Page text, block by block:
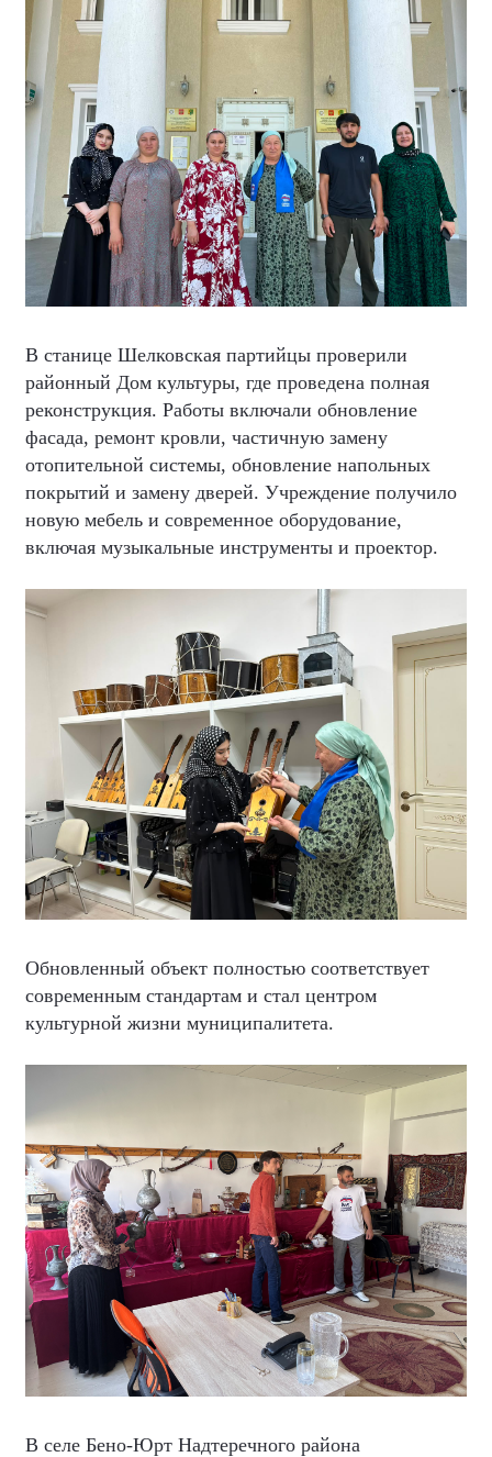
В станице Шелковская партийцы проверили
районный Дом культуры, где проведена полная
реконструкция. Работы включали обновление
фасада, ремонт кровли, частичную замену
отопительной системы, обновление напольных
покрытий и замену дверей. Учреждение получило
новую мебель и современное оборудование,
включая музыкальные инструменты и проектор.
Обновленный объект полностью соответствует
современным стандартам и стал центром
культурной жизни муниципалитета.
В селе Бено-Юрт Надтеречного района